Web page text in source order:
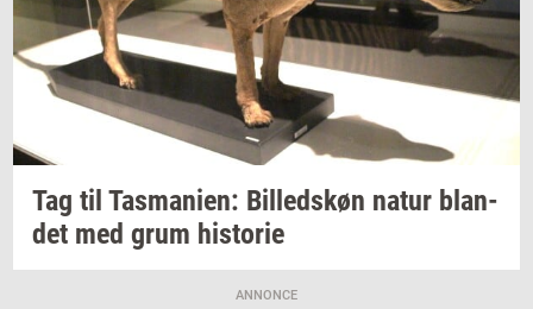
Tag til Tas­ma­ni­en: Bil­leds­køn natur blan­
det med grum hi­sto­rie
ANNONCE